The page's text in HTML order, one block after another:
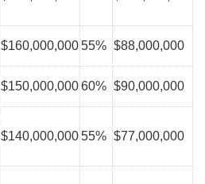
$160,000,00055% $88,000,000
$150,000,00060% $90,000,000
$140,000,00055% $77,000,000